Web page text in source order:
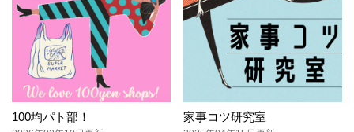
100均パト部！ 家事コツ研究室